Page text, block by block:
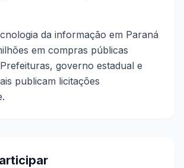
da informação em Paraná
em compras públicas
governo estadual e
publicam licitações